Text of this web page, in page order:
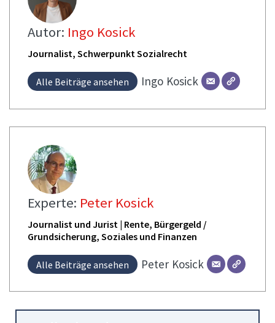
Autor: Ingo Kosick
Journalist, Schwerpunkt Sozialrecht
Alle Beiträge ansehen Ingo Kosick
Experte: Peter Kosick
Journalist und Jurist | Rente, Bürgergeld /
Grundsicherung, Soziales und Finanzen
Alle Beiträge ansehen Peter Kosick